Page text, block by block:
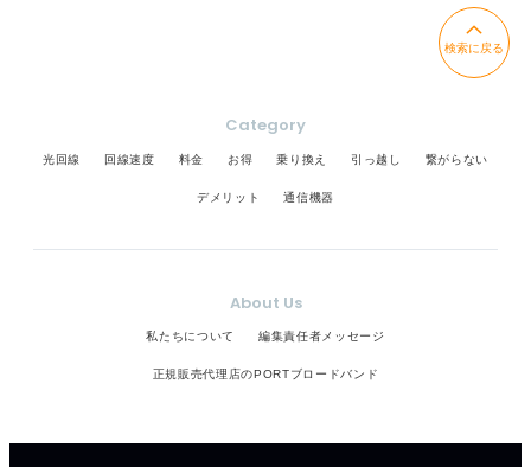
検索に戻る
Category
光回線 回線速度 料金 お得 乗り換え 引っ越し 繋がらない
デメリット 通信機器
About Us
私たちについて 編集責任者メッセージ
正規販売代理店のPORTブロードバンド